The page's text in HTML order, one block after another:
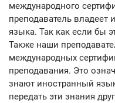
международного
преподаватель владеет
языка. Так как если бы
Также наши
международных
преподавания. Это
знают иностранный
передать эти знания